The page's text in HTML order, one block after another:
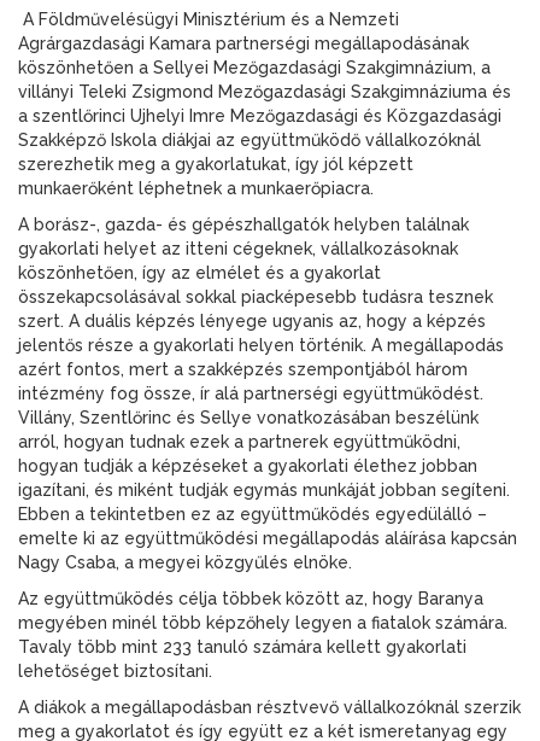
A Földművelésügyi Minisztérium és a Nemzeti
Agrárgazdasági Kamara partnerségi megállapodásának
köszönhetően a Sellyei Mezőgazdasági Szakgimnázium, a
villányi Teleki Zsigmond Mezőgazdasági Szakgimnáziuma és
a szentlőrinci Ujhelyi Imre Mezőgazdasági és Közgazdasági
Szakképző Iskola diákjai az együttműködő vállalkozóknál
szerezhetik meg a gyakorlatukat, így jól képzett
munkaerőként léphetnek a munkaerőpiacra.
A borász-, gazda- és gépészhallgatók helyben találnak
gyakorlati helyet az itteni cégeknek, vállalkozásoknak
köszönhetően, így az elmélet és a gyakorlat
összekapcsolásával sokkal piacképesebb tudásra tesznek
szert. A duális képzés lényege ugyanis az, hogy a képzés
jelentős része a gyakorlati helyen történik. A megállapodás
azért fontos, mert a szakképzés szempontjából három
intézmény fog össze, ír alá partnerségi együttműködést.
Villány, Szentlőrinc és Sellye vonatkozásában beszélünk
arról, hogyan tudnak ezek a partnerek együttműködni,
hogyan tudják a képzéseket a gyakorlati élethez jobban
igazítani, és miként tudják egymás munkáját jobban segíteni.
Ebben a tekintetben ez az együttműködés egyedülálló –
emelte ki az együttműködési megállapodás aláírása kapcsán
Nagy Csaba, a megyei közgyűlés elnöke.
Az együttműködés célja többek között az, hogy Baranya
megyében minél több képzőhely legyen a fiatalok számára.
Tavaly több mint 233 tanuló számára kellett gyakorlati
lehetőséget biztosítani.
A diákok a megállapodásban résztvevő vállalkozóknál szerzik
meg a gyakorlatot és így együtt ez a két ismeretanyag egy